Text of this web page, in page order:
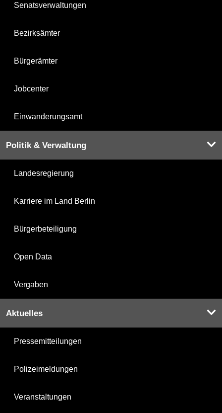
Senatsverwaltungen
Bezirksämter
Bürgerämter
Jobcenter
Einwanderungsamt
Politik & Verwaltung
Landesregierung
Karriere im Land Berlin
Bürgerbeteiligung
Open Data
Vergaben
Aktuelles
Pressemitteilungen
Polizeimeldungen
Veranstaltungen